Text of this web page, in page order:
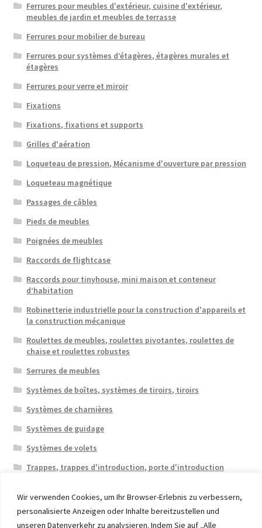
Wir verwenden Cookies, um Ihr Browser-Erlebnis zu verbessern,
personalisierte Anzeigen oder Inhalte bereitzustellen und
unseren Datenverkehr zu analysieren. Indem Sie auf „Alle
Ferrures pour meubles d'extérieur, cuisine d'extérieur,
meubles de jardin et meubles de terrasse
Ferrures pour mobilier de bureau
Ferrures pour systèmes d’étagères, étagères murales et
étagères
Ferrures pour verre et miroir
Fixations
Fixations, fixations et supports
Grilles d'aération
Loqueteau de pression, Mécanisme d'ouverture par pression
Loqueteau magnétique
Passages de câbles
Pieds de meubles
Poignées de meubles
Raccords de flightcase
Raccords pour tinyhouse, mini maison et conteneur
d’habitation
Robinetterie industrielle pour la construction d'appareils et
la construction mécanique
Roulettes de meubles, roulettes pivotantes, roulettes de
chaise et roulettes robustes
Serrures de meubles
Systèmes de boîtes, systèmes de tiroirs, tiroirs
Systèmes de charnières
Systèmes de guidage
Systèmes de volets
Trappes, trappes d'introduction, porte d'introduction